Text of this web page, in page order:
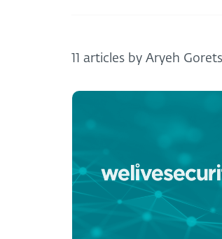
11 articles by Aryeh